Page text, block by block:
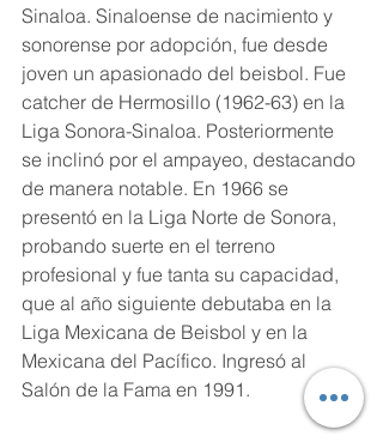
Sinaloa. Sinaloense de nacimiento y
sonorense por adopción, fue desde
joven un apasionado del beisbol. Fue
catcher de Hermosillo (1962-63) en la
Liga Sonora-Sinaloa. Posteriormente
se inclinó por el ampayeo, destacando
de manera notable. En 1966 se
presentó en la Liga Norte de Sonora,
probando suerte en el terreno
profesional y fue tanta su capacidad,
que al año siguiente debutaba en la
Liga Mexicana de Beisbol y en la
Mexicana del Pacífico. Ingresó al
Salón de la Fama en 1991.